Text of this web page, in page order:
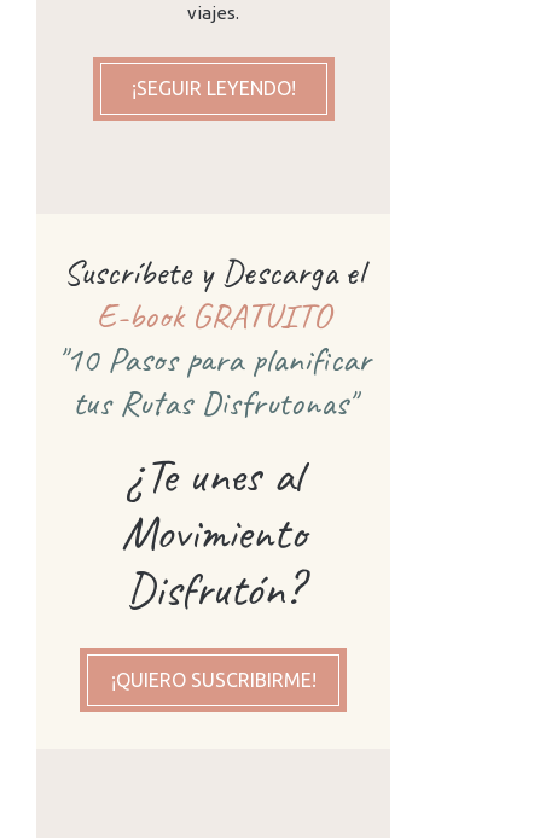
viajes.
¡SEGUIR LEYENDO!
Suscríbete y Descarga el
E-book GRATUITO
"10 Pasos para planificar
tus Rutas Disfrutonas"
¿Te unes al
Movimiento
Disfrutón?
¡QUIERO SUSCRIBIRME!